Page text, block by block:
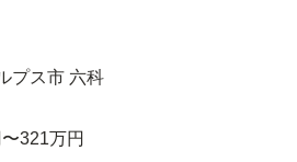
プス市 六科
321万円